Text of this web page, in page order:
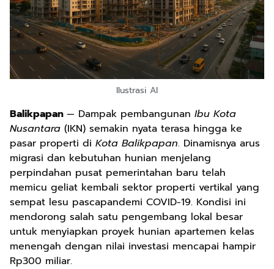
Ilustrasi AI
Balikpapan — Dampak pembangunan Ibu Kota
Nusantara (IKN) semakin nyata terasa hingga ke
pasar properti di Kota Balikpapan. Dinamisnya arus
migrasi dan kebutuhan hunian menjelang
perpindahan pusat pemerintahan baru telah
memicu geliat kembali sektor properti vertikal yang
sempat lesu pascapandemi COVID-19. Kondisi ini
mendorong salah satu pengembang lokal besar
untuk menyiapkan proyek hunian apartemen kelas
menengah dengan nilai investasi mencapai hampir
Rp300 miliar.